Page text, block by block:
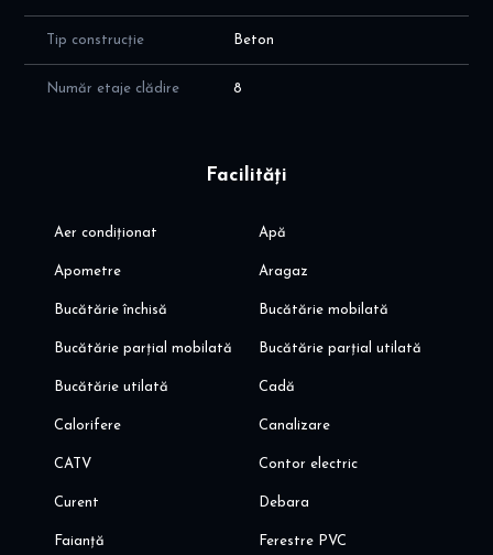
Tip construcție Beton
Număr etaje clădire 8
Facilități
Aer condiționat Apă
Apometre Aragaz
Bucătărie închisă Bucătărie mobilată
Bucătărie parțial mobilată Bucătărie parțial utilată
Bucătărie utilată Cadă
Calorifere Canalizare
CATV Contor electric
Curent Debara
Faianță Ferestre PVC